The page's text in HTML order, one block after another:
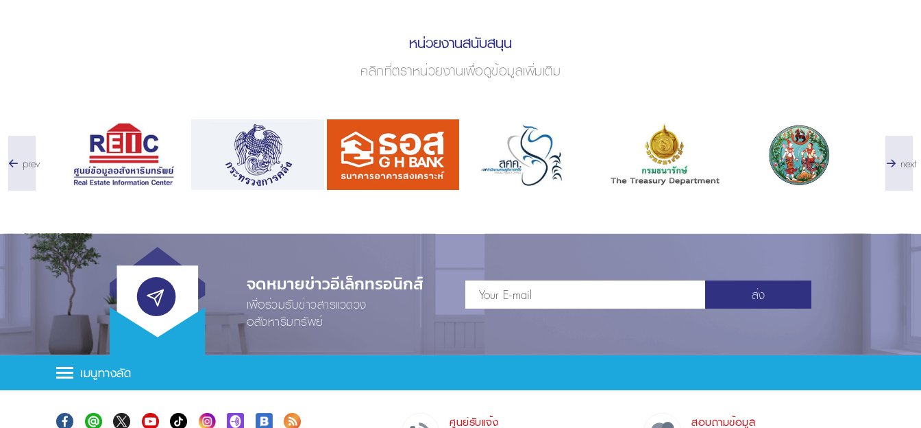
หน่วยงานสนับสนุน
คลิกที่ตราหน่วยงานเพื่อดูข้อมูลเพิ่มเติม
prev next
จดหมายข่าวอีเล็กทรอนิกส์
เพื่อร่วมรับข่าวสารแวดวง
อสังหาริมทรัพย์
ส่ง
เมนูทางลัด
ศูนย์รับแจ้ง สอบถามข้อมูล